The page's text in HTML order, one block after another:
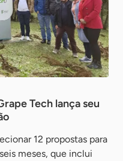
Tech lança seu
12 propostas para
meses, que inclui